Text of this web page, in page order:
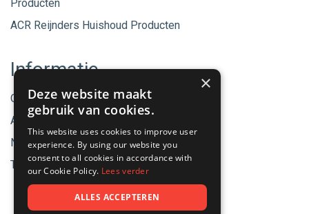
Producten
ACR Reijnders Huishoud Producten
Informatie
Onze merken
Aanbiedingen
Nieuwe producten
Tips & Nieuws
×
Deze website maakt
gebruik van cookies.
This website uses cookies to improve user
experience. By using our website you
consent to all cookies in accordance with
our Cookie Policy. Lees verder
ALLES ACCEPTEREN